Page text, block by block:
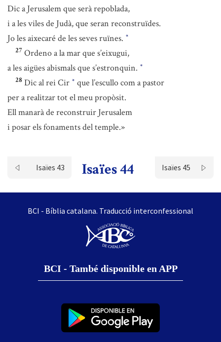
Dic a Jerusalem que serà repoblada,
i a les viles de Judà, que seran reconstruïdes.
Jo les aixecaré de les seves ruïnes. *
27 Ordeno a la mar que s’eixugui,
a les aigües abismals que s’estronquin. *
28 Dic al rei Cir * que l’escullo com a pastor
per a realitzar tot el meu propòsit.
Ell manarà de reconstruir Jerusalem
i posar els fonaments del temple.»
Isaïes 43 Isaïes 44 Isaïes 45
BCI - Bíblia catalana. Traducció interconfessional
BCI - També disponible en APP